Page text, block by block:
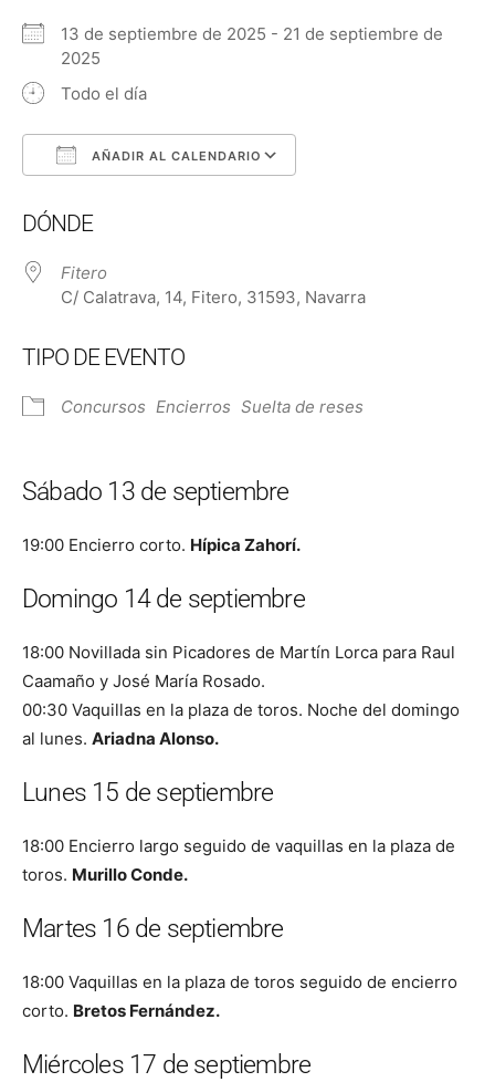
13 de septiembre de 2025 - 21 de septiembre de
2025
Todo el día
AÑADIR AL CALENDARIO
DÓNDE
Fitero
C/ Calatrava, 14, Fitero, 31593, Navarra
TIPO DE EVENTO
Concursos Encierros Suelta de reses
Sábado 13 de septiembre
19:00 Encierro corto. Hípica Zahorí.
Domingo 14 de septiembre
18:00 Novillada sin Picadores de Martín Lorca para Raul
Caamaño y José María Rosado.
00:30 Vaquillas en la plaza de toros. Noche del domingo
al lunes. Ariadna Alonso.
Lunes 15 de septiembre
18:00 Encierro largo seguido de vaquillas en la plaza de
toros. Murillo Conde.
Martes 16 de septiembre
18:00 Vaquillas en la plaza de toros seguido de encierro
corto. Bretos Fernández.
Miércoles 17 de septiembre